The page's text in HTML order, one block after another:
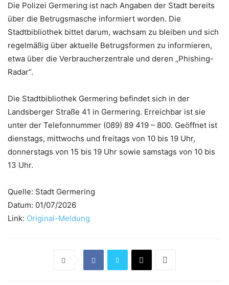
Die Polizei Germering ist nach Angaben der Stadt bereits
über die Betrugsmasche informiert worden. Die
Stadtbibliothek bittet darum, wachsam zu bleiben und sich
regelmäßig über aktuelle Betrugsformen zu informieren,
etwa über die Verbraucherzentrale und deren „Phishing-
Radar“.
Die Stadtbibliothek Germering befindet sich in der
Landsberger Straße 41 in Germering. Erreichbar ist sie
unter der Telefonnummer (089) 89 419 – 800. Geöffnet ist
dienstags, mittwochs und freitags von 10 bis 19 Uhr,
donnerstags von 15 bis 19 Uhr sowie samstags von 10 bis
13 Uhr.
Quelle: Stadt Germering
Datum: 01/07/2026
Link: Original-Meldung